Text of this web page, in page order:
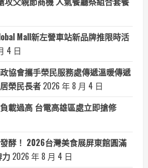
Mall新左營車站新品牌推限時活
4 日
協會攜手榮民服務處傳遞溫暖傳遞
榮民長者 2026 年 8 月 4 日
載過高 台電高雄區處立即搶修
酵！ 2026台灣美食展屏東館圓滿
2026 年 8 月 4 日